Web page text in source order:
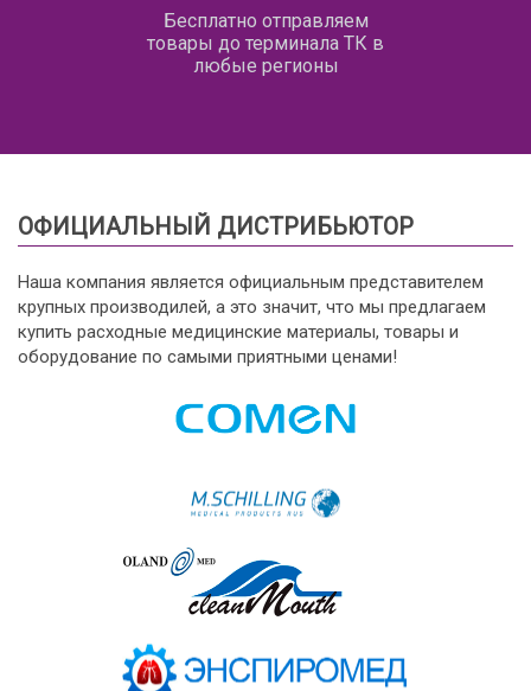
Бесплатно отправляем
товары до терминала ТК в
любые регионы
ОФИЦИАЛЬНЫЙ ДИСТРИБЬЮТОР
Наша компания является официальным представителем
крупных производилей, а это значит, что мы предлагаем
купить расходные медицинские материалы, товары и
оборудование по самыми приятными ценами!